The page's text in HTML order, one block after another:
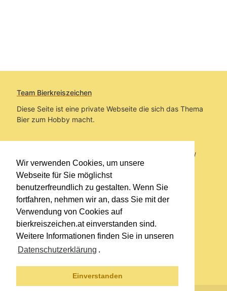
Wir verwenden Cookies, um unsere
Webseite für Sie möglichst
benutzerfreundlich zu gestalten. Wenn Sie
fortfahren, nehmen wir an, dass Sie mit der
Verwendung von Cookies auf
bierkreiszeichen.at einverstanden sind.
Weitere Informationen finden Sie in unseren
Datenschutzerklärung .
Einverstanden
Team Bierkreiszeichen
Diese Seite ist eine private Webseite die sich das Thema
Bier zum Hobby macht.
Sie befinden sich auf https://www.bierkreiszeichen.at/
im Pfad:Bierkreiszeichen/Gesammelte Biere
Erstellt: 2026-08-10
Links
Impressum
Datenschutzerklärung